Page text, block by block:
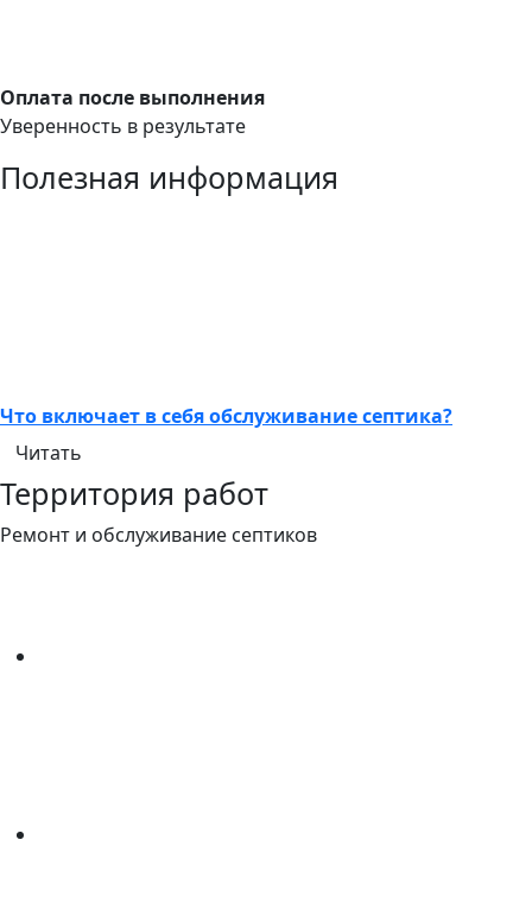
Оплата после выполнения
Уверенность в результате
Полезная информация
Что включает в себя обслуживание септика?
Читать
Территория работ
Ремонт и обслуживание септиков